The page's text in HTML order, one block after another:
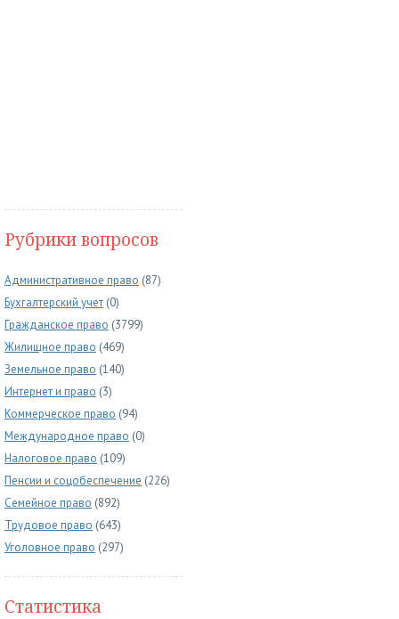
Рубрики вопросов
Административное право (87)
Бухгалтерский учет (0)
Гражданское право (3799)
Жилищное право (469)
Земельное право (140)
Интернет и право (3)
Коммерческое право (94)
Международное право (0)
Налоговое право (109)
Пенсии и соцобеспечение (226)
Семейное право (892)
Трудовое право (643)
Уголовное право (297)
Статистика